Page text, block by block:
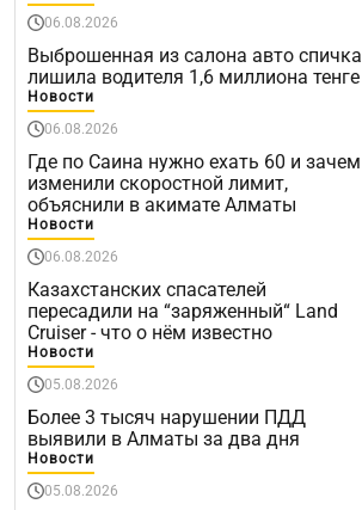
06.08.2026
Выброшенная из салона авто спичка
лишила водителя 1,6 миллиона тенге
Новости
06.08.2026
Где по Саина нужно ехать 60 и зачем
изменили скоростной лимит,
объяснили в акимате Алматы
Новости
06.08.2026
Казахстанских спасателей
пересадили на “заряженный“ Land
Cruiser - что о нём известно
Новости
05.08.2026
Более 3 тысяч нарушении ПДД
выявили в Алматы за два дня
Новости
05.08.2026